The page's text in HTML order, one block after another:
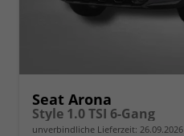
Seat Arona
Style 1.0 TSI 6-Gang
unverbindliche Lieferzeit: 26.09.2026